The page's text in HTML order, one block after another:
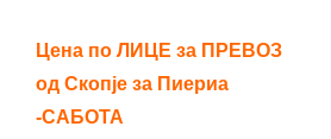
Цена по ЛИЦЕ за ПРЕВОЗ
од Скопје за Пиериа
-САБОТА